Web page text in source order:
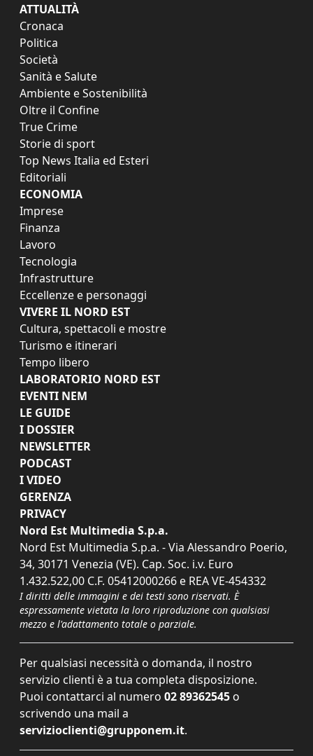
ATTUALITÀ
Cronaca
Politica
Società
Sanità e Salute
Ambiente e Sostenibilità
Oltre il Confine
True Crime
Storie di sport
Top News Italia ed Esteri
Editoriali
ECONOMIA
Imprese
Finanza
Lavoro
Tecnologia
Infrastrutture
Eccellenze e personaggi
VIVERE IL NORD EST
Cultura, spettacoli e mostre
Turismo e itinerari
Tempo libero
LABORATORIO NORD EST
EVENTI NEM
LE GUIDE
I DOSSIER
NEWSLETTER
PODCAST
I VIDEO
GERENZA
PRIVACY
Nord Est Multimedia S.p.a.
Nord Est Multimedia S.p.a. - Via Alessandro Poerio,
34, 30171 Venezia (VE). Cap. Soc. i.v. Euro
1.432.522,00 C.F. 05412000266 e REA VE-454332
I diritti delle immagini e dei testi sono riservati. È
espressamente vietata la loro riproduzione con qualsiasi
mezzo e l'adattamento totale o parziale.
Per qualsiasi necessità o domanda, il nostro
servizio clienti è a tua completa disposizione.
Puoi contattarci al numero 02 89362545 o
scrivendo una mail a
servizioclienti@grupponem.it.